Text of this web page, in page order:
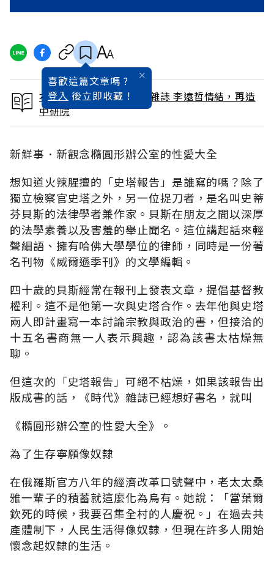
喜歡這篇文章嗎 ?
登入 後立即收藏 !
本文出自 1998 / 10月號雜誌 李遠哲情結，再造
中研院
新鮮事．新觀念橢圓形辦公室的性愛大全
想知道火辣腥擅的「史塔報告」是誰寫的嗎？除了
獨立檢察官史塔之外，另一位捉刀者，是名叫史蒂
芬貝斯的法律學者兼作家。貝斯在朋友之間以深厚
的法學素養以及害羞的舉止聞名。這位講起話來輕
聲細語、擁有哈佛大學學位的律師，同時是一份著
名刊物《威爾遜季刊》的文學編輯。
四十歲的貝斯經常在報刊上發表文章，提倡基督教
權利。這不是他第一次與史塔合作。去年他與史塔
兩人即計畫寫一本討論宗教與政治的書，但接洽的
十五名書商無一人表示興趣，認為該書太枯燥無
聊。
但這次的「史塔報告」可絕不枯燥，如果該報告出
版成書的話，《時代》雜誌已經想好書名，就叫
《橢圓形辦公室的性愛大全》。
為了生存寧願像奴隸
在俄羅斯官方八年的經濟改革口號聲中，老太太桑
雅一輩子的積蓄就這麼化為烏有。她說：「當葉爾
欽死的時候，我要召集全村的人慶祝。」在過去共
產體制下，人民生活得像奴隸，但現在許多人開始
懷念起奴隸的生活。